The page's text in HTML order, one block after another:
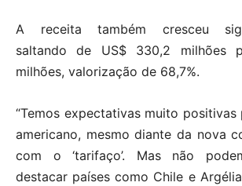
A receita também cresceu
saltando de US$ 330,2 milhões
milhões, valorização de 68,7%.
“Temos expectativas muito positivas
americano, mesmo diante da nova
com o ‘tarifaço’. Mas não
destacar países como Chile e